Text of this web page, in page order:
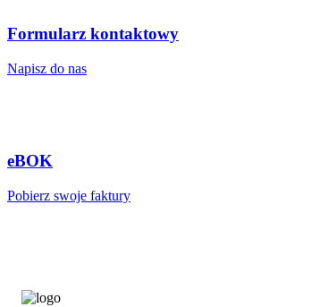
Formularz kontaktowy
Napisz do nas
eBOK
Pobierz swoje faktury